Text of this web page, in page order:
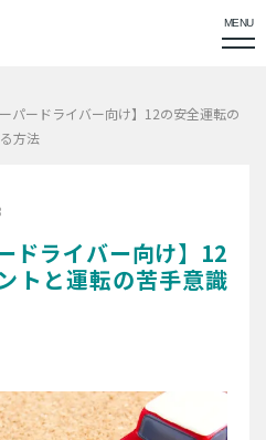
MENU
ーパードライバー向け】12の安全運転の
方法
ドライバー向け】12
トと運転の苦手意識